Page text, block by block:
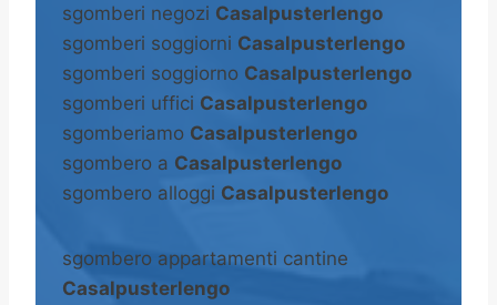
sgomberi negozi Casalpusterlengo
sgomberi soggiorni Casalpusterlengo
sgomberi soggiorno Casalpusterlengo
sgomberi uffici Casalpusterlengo
sgomberiamo Casalpusterlengo
sgombero a Casalpusterlengo
sgombero alloggi Casalpusterlengo
sgombero appartamenti cantine
Casalpusterlengo